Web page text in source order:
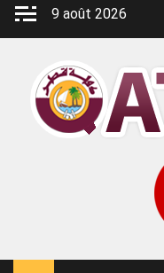
Aller
9 août 2026